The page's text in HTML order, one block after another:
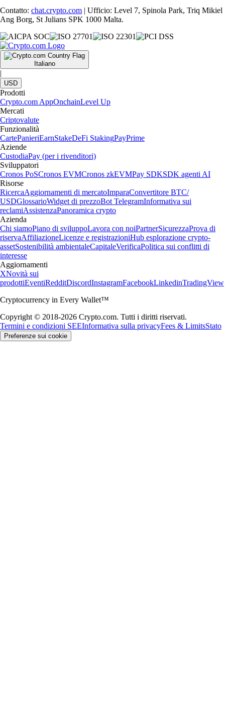
Contatto: chat.crypto.com | Ufficio: Level 7, Spinola Park, Triq Mikiel
Ang Borg, St Julians SPK 1000 Malta.
Italiano
|
USD
Prodotti
Crypto.com AppOnchainLevel Up
Mercati
Criptovalute
Funzionalità
CartePanieriEarnStakeDeFi StakingPayPrime
Aziende
CustodiaPay (per i rivenditori)
Sviluppatori
Cronos PoSCronos EVMCronos zkEVMPay SDKSDK agenti AI
Risorse
RicercaAggiornamenti di mercatoImparaConvertitore BTC/
USDGlossarioWidget di prezzoBot TelegramInformativa sui
reclamiAssistenzaPanoramica crypto
Azienda
Chi siamoPiano di sviluppoLavora con noiPartnerSicurezzaProva di
riservaAffiliazioneLicenze e registrazioniHub esplorazione crypto-
assetSostenibilità ambientaleCapitaleVerificaPolitica sui conflitti di
interesse
Aggiornamenti
XNovità sui
prodottiEventiRedditDiscordInstagramFacebookLinkedinTradingView
Cryptocurrency in Every Wallet™
Copyright © 2018-2026 Crypto.com. Tutti i diritti riservati.
Termini e condizioni SEEInformativa sulla privacyFees & LimitsStato
Preferenze sui cookie